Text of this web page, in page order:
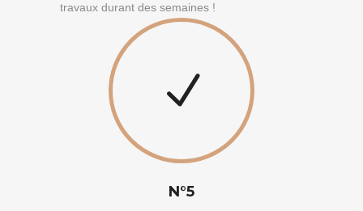
travaux durant des semaines !
N°5